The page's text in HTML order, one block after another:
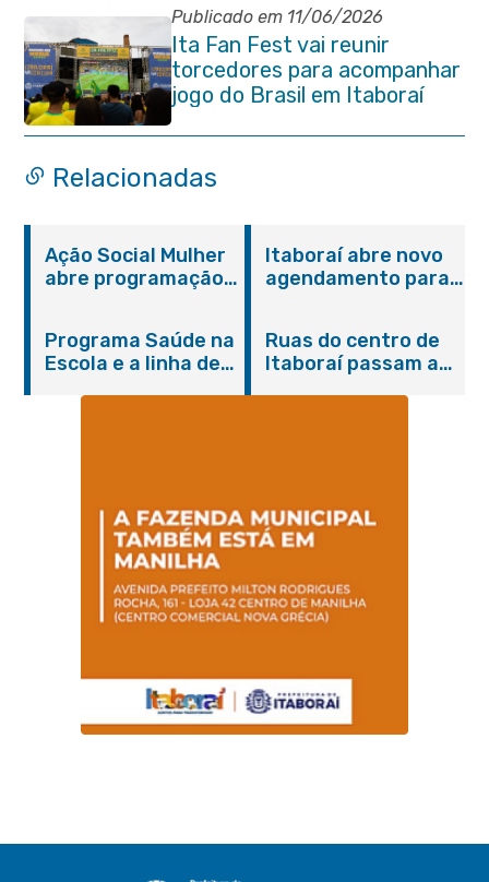
Publicado em 11/06/2026
Ita Fan Fest vai reunir
torcedores para acompanhar
jogo do Brasil em Itaboraí
Relacionadas
Ação Social Mulher
abre programação
serviços gratuitos e
orientações
Itaboraí abre novo
agendamento para
Programa Saúde na
Escola e a linha de
Magalhães Seabra
Ruas do centro de
Itaboraí passam a